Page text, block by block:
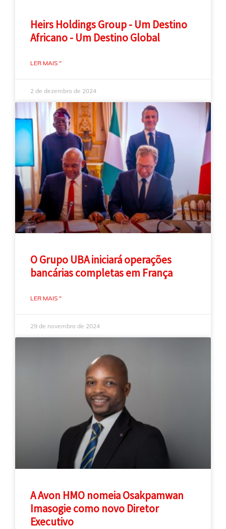
Heirs Holdings Group - Um Destino
Africano - Um Destino Global
LER MAIS "
2 de dezembro de 2024
O Grupo UBA iniciará operações
bancárias completas em França
LER MAIS "
29 de novembro de 2024
A Avon HMO nomeia Osakpamwan
Imasogie como novo Diretor
Executivo